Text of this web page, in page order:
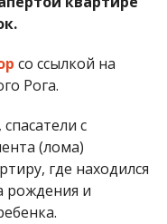
со ссылкой на
Рога.
с
(лома)
где находился
рождения и